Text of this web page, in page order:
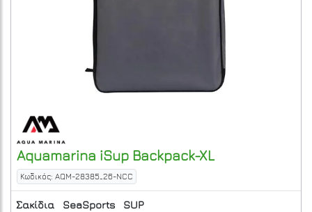
Aquamarina iSup Backpack-XL
Κωδικός: AQM-28385_26-NCC
Σακίδια SeaSports
SUP